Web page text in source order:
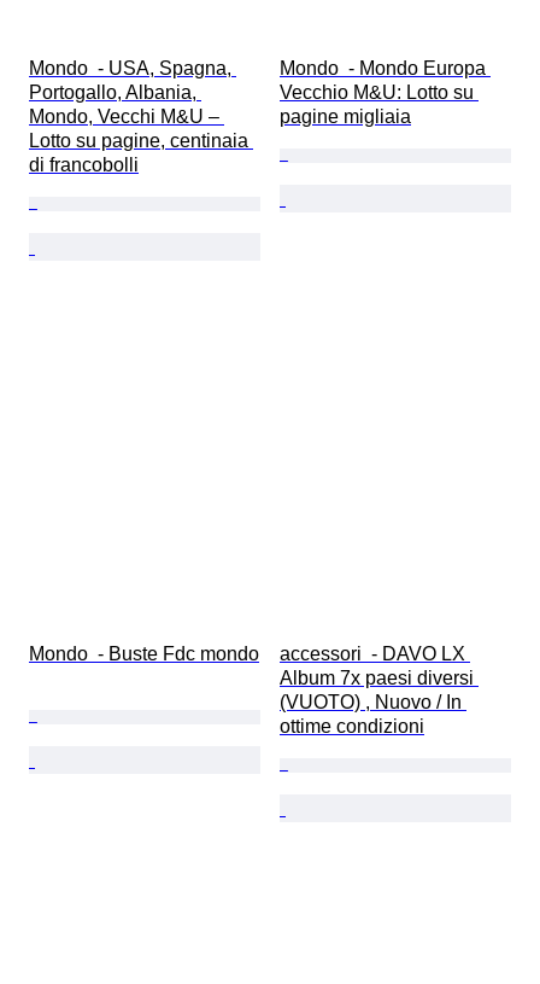
Mondo  - USA, Spagna,
Portogallo, Albania,
Mondo, Vecchi M&U –
Lotto su pagine, centinaia
di francobolli
Mondo  - Mondo Europa
Vecchio M&U: Lotto su
pagine migliaia
Mondo  - Buste Fdc mondo
accessori  - DAVO LX
Album 7x paesi diversi
(VUOTO) , Nuovo / In
ottime condizioni